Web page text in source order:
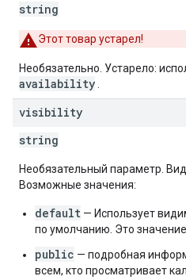
string
Этот товар устарел!
Необязательно. Устарело:
availability
visibility
string
Необязательный параметр.
Возможные значения:
default — Использует
по умолчанию. Это
public — подробная
всем, кто просматривает